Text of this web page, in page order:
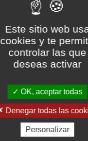
Histoire de
typographique - Le
Jacques André
Este sitio web
cookies y te
controlar las que
deseas activar
OK, aceptar todas
Denegar todas las
Personalizar